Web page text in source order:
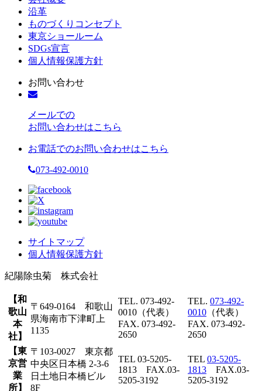
沿革
ものづくりコンセプト
東京ショールーム
SDGs宣言
個人情報保護方針
お問い合わせ
メールでの
お問い合わせはこちら
お電話でのお問い合わせはこちら
073-492-0010
サイトマップ
個人情報保護方針
紀陽除虫菊 株式会社
【和
歌山
本
社】
〒649-0164 和歌山
県海南市下津町上
1135
TEL. 073-492-
0010（代表）
FAX. 073-492-
2650
TEL. 073-492-
0010 （代表）
FAX. 073-492-
2650
【東
京営
業
所】
〒103-0027 東京都
中央区日本橋 2-3-6
日土地日本橋ビル
8F
TEL 03-5205-
1813 FAX.03-
5205-3192
TEL 03-5205-
1813 FAX.03-
5205-3192